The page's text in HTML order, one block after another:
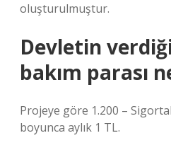
oluşturulmuştur.
Devletin
bakım parası
Projeye göre 1.200 –
boyunca aylık 1 TL.